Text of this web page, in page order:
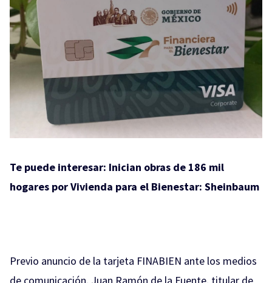
Te puede interesar: Inician obras de 186 mil
hogares por Vivienda para el Bienestar: Sheinbaum
Previo anuncio de la tarjeta FINABIEN ante los medios